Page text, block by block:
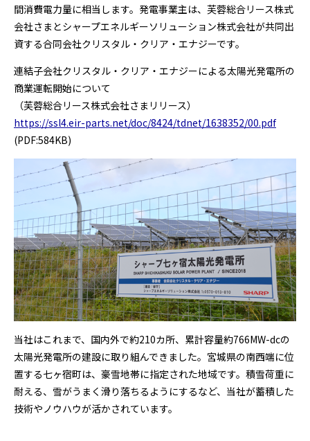
間消費電力量に相当します。発電事業主は、芙蓉総合リース株式
会社さまとシャープエネルギーソリューション株式会社が共同出
資する合同会社クリスタル・クリア・エナジーです。
連結子会社クリスタル・クリア・エナジーによる太陽光発電所の
商業運転開始について
（芙蓉総合リース株式会社さまリリース）
https://ssl4.eir-parts.net/doc/8424/tdnet/1638352/00.pdf
(PDF:584KB)
当社はこれまで、国内外で約210カ所、累計容量約766MW-dcの
太陽光発電所の建設に取り組んできました。宮城県の南西端に位
置する七ヶ宿町は、豪雪地帯に指定された地域です。積雪荷重に
耐える、雪がうまく滑り落ちるようにするなど、当社が蓄積した
技術やノウハウが活かされています。